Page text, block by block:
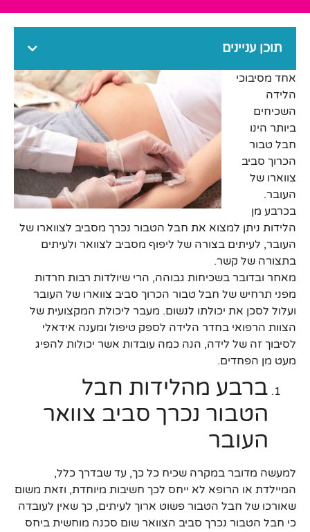
תוכן עניינים
אחד מסיבוכי
הלידה
השכיחים
ביותר הינו
חבל טבור
הכרוך סביב
צווארו של
העובר.
בכרבע מן
הלידות ניתן למצוא את חבל הטבור נכרך מסביב לצווארו של
העובר, לעיתים בצורה של ליפוף מסביב לצוואר ולעיתים
בתצורה של קשר.
מאחר ובדובר בשכיחות גבוהה, הרי שיולדות רבות חרדות
מפני תרחיש של חבל טבור הכרוך סביב צווארו של העובר
ועלול לסכן את יכולתו לנשום. מעבר ליכולת המקצועית של
הצוות הרפואי בחדר הלידה לספק טיפול ומענה אידאלי
לסיבוך זה של לידה, הנה כמה עובדות אשר יכולות להפיג
מעט מן הפחדים.
ברבע מהלידות חבל
הטבור נכרך סביב צוואר
העובר
למעשה מדובר במקרה שכיח כל כך, עד שבדרך כלל,
המיילדת או הרופא לא ייחס לכך חשיבות מיוחדת, וזאת משום
שאורכו של חבל הטבור פשוט ארוך לעיתים, כך שאין לעובדה
כי חבל הטבור נכרך סביב הצוואר שום סכנה מוחשית ביחס